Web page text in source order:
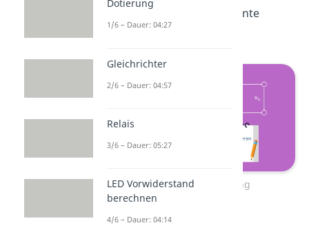
Reihenfolge der Bauelemente
vertauscht.
Hochpass 1. Ordnung
Sein Eingang ist also am
Dotierung
1/6 – Dauer: 04:27
Gleichrichter
2/6 – Dauer: 04:57
Relais
3/6 – Dauer: 05:27
LED Vorwiderstand
berechnen
4/6 – Dauer: 04:14